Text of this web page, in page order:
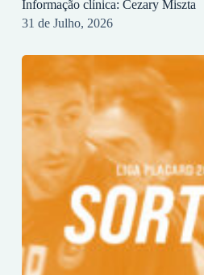
Informação clínica: Cezary Miszta
31 de Julho, 2026